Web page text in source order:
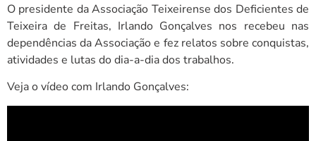
O presidente da Associação Teixeirense dos Deficientes de
Teixeira de Freitas, Irlando Gonçalves nos recebeu nas
dependências da Associação e fez relatos sobre conquistas,
atividades e lutas do dia-a-dia dos trabalhos.
Veja o vídeo com Irlando Gonçalves: